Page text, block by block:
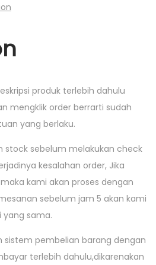
produk terlebih dahulu
mengklik order berrarti sudah
yang berlaku.
stock sebelum melakukan check
kesalahan order, Jika
kami akan proses dengan
sebelum jam 5 akan kami
yang sama.
sistem pembelian barang dengan
terlebih dahulu,dikarenakan